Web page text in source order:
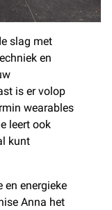
slag met
en
is er volop
wearables
leert ook
kunt
en energieke
Anna het